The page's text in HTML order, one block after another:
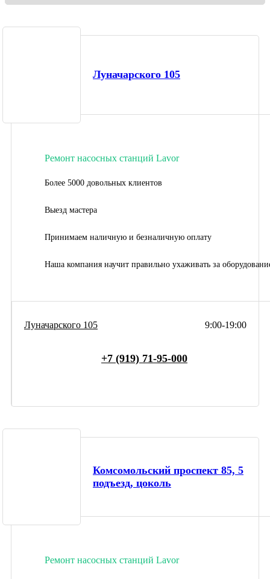
Луначарского 105
Ремонт насосных станций Lavor
Более 5000 довольных клиентов
Выезд мастера
Принимаем наличную и безналичную оплату
Наша компания научит правильно ухаживать за
9:00-19:00
Луначарского 105
+7 (919) 71-95-000
Комсомольский проспект 85, 5
подъезд, цоколь
Ремонт насосных станций Lavor